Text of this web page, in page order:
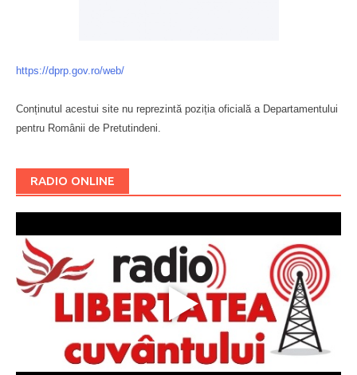
https://dprp.gov.ro/web/
Conținutul acestui site nu reprezintă poziția oficială a Departamentului
pentru Românii de Pretutindeni.
RADIO ONLINE